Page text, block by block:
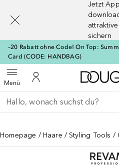
Jetzt App
sichern
–20 Rabatt ohne Code! On Top:
Card (CODE: HANDBAG)
MenüMenü öffnenZu Meinem Kundenkonto
Gehe zurück
Suche ausführen
Homepage Haare Styling Tools
[navigation.slideout.screenreader]